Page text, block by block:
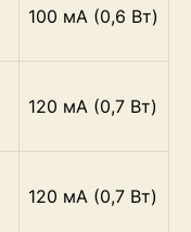
100 мА (0,6 Вт)
120 мА (0,7 Вт)
120 мА (0,7 Вт)